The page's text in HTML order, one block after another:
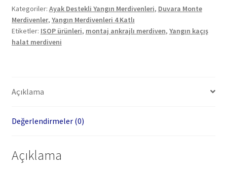
Merdiveni
10m
Montaj
Ankrajlı
Kategoriler: Ayak Destekli Yangın Merdivenleri, Duvara Monte
Merdivenler, Yangın Merdivenleri 4 Katlı
Etiketler: ISOP ürünleri, montaj ankrajlı merdiven, Yangın kaçış
halat merdiveni
Açıklama
Değerlendirmeler (0)
Açıklama